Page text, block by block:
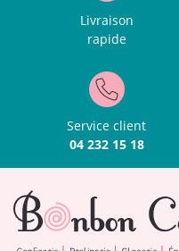
Livraison
rapide
Service client
04 232 15 18